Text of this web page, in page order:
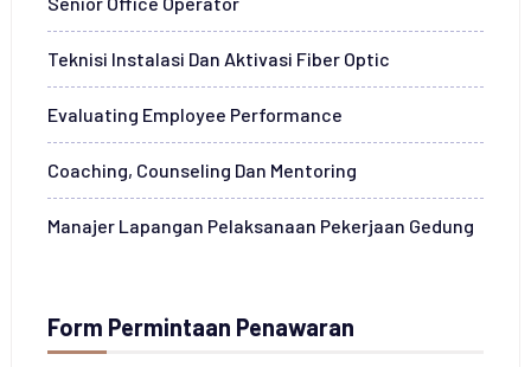
Teknisi Instalasi Dan Aktivasi Fiber Optic
Evaluating Employee Performance
Coaching, Counseling Dan Mentoring
Manajer Lapangan Pelaksanaan Pekerjaan Gedung
Form Permintaan Penawaran